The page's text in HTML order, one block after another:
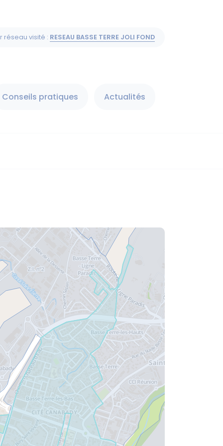
réseau visité : RESEAU BASSE TERRE JOLI FOND
Conseils pratiques Actualités